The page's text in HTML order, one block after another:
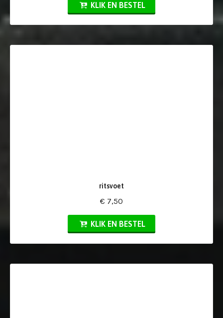
KLIK EN BESTEL
ritsvoet
€ 7,50
KLIK EN BESTEL